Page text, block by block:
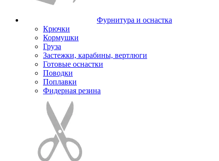
Фурнитура и оснастка
Крючки
Кормушки
Груза
Застежки, карабины, вертлюги
Готовые оснастки
Поводки
Поплавки
Фидерная резина